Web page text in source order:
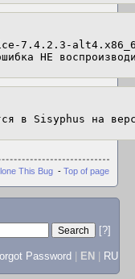
7.4.2.3-
НЕ
в Sisyphus на
This Bug - Top of page
[?]
Password EN RU